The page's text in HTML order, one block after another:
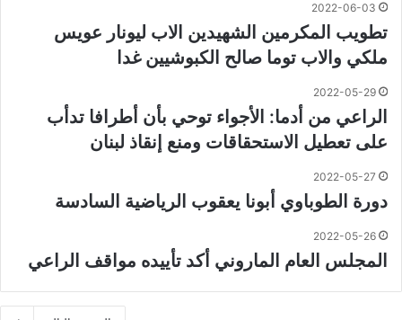
2022-06-03
تطويب المكرمين الشهيدين الاب ليونار عويس
ملكي والاب توما صالح الكبوشيين غدا
2022-05-29
الراعي من أدما: الأجواء توحي بأن أطرافا تدأب
على تعطيل الاستحقاقات ومنع إنقاذ لبنان
2022-05-27
دورة الطوباوي أبونا يعقوب الرياضية السادسة
2022-05-26
المجلس العام الماروني أكد تأييده مواقف الراعي